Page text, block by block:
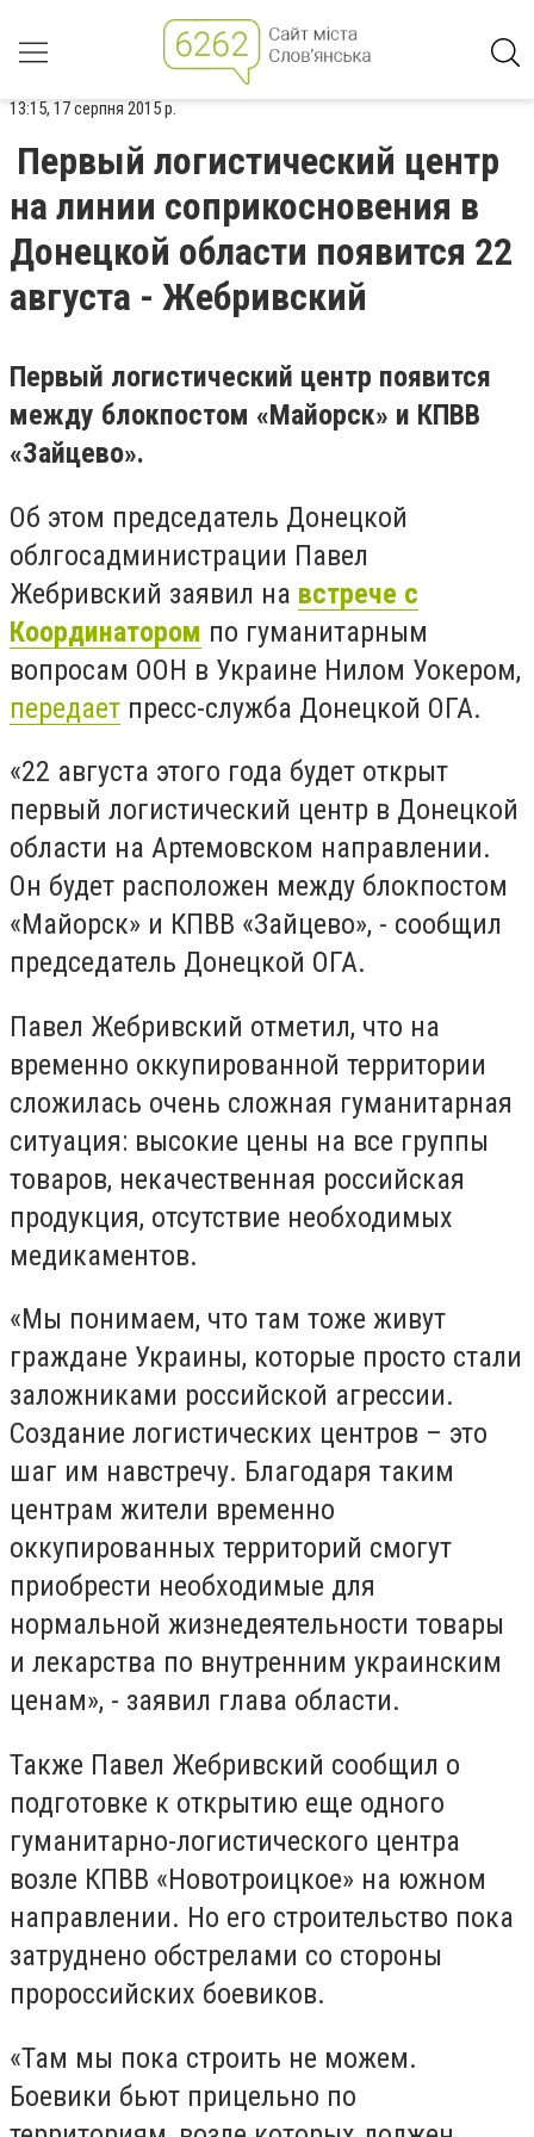
13:15, 17 серпня 2015 р.
Первый логистический центр
на линии соприкосновения в
Донецкой области появится 22
августа - Жебривский
Первый логистический центр появится
между блокпостом «Майорск» и КПВВ
«Зайцево».
Об этом председатель Донецкой
облгосадминистрации Павел
Жебривский заявил на встрече с
Координатором по гуманитарным
вопросам ООН в Украине Нилом Уокером,
передает пресс-служба Донецкой ОГА.
«22 августа этого года будет открыт
первый логистический центр в Донецкой
области на Артемовском направлении.
Он будет расположен между блокпостом
«Майорск» и КПВВ «Зайцево», - сообщил
председатель Донецкой ОГА.
Павел Жебривский отметил, что на
временно оккупированной территории
сложилась очень сложная гуманитарная
ситуация: высокие цены на все группы
товаров, некачественная российская
продукция, отсутствие необходимых
медикаментов.
«Мы понимаем, что там тоже живут
граждане Украины, которые просто стали
заложниками российской агрессии.
Создание логистических центров – это
шаг им навстречу. Благодаря таким
центрам жители временно
оккупированных территорий смогут
приобрести необходимые для
нормальной жизнедеятельности товары
и лекарства по внутренним украинским
ценам», - заявил глава области.
Также Павел Жебривский сообщил о
подготовке к открытию еще одного
гуманитарно-логистического центра
возле КПВВ «Новотроицкое» на южном
направлении. Но его строительство пока
затруднено обстрелами со стороны
пророссийских боевиков.
«Там мы пока строить не можем.
Боевики бьют прицельно по